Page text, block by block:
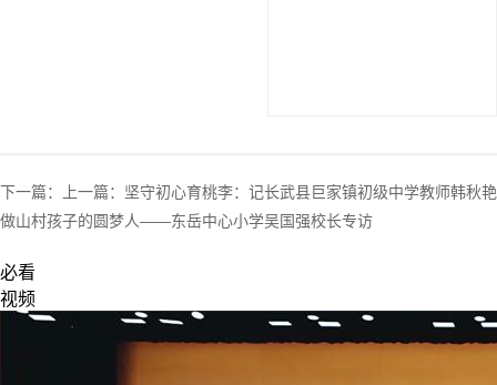
上一篇： 坚守初心育桃李：记长武县巨家镇初级中学教师韩秋艳
下一篇：
做山村孩子的圆梦人——东岳中心小学吴国强校长专访
必看
视频